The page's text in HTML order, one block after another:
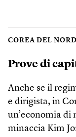
COREA DEL NORD
Prove di
Anche se il
e dirigista, in
un’economia di
minaccia Kim